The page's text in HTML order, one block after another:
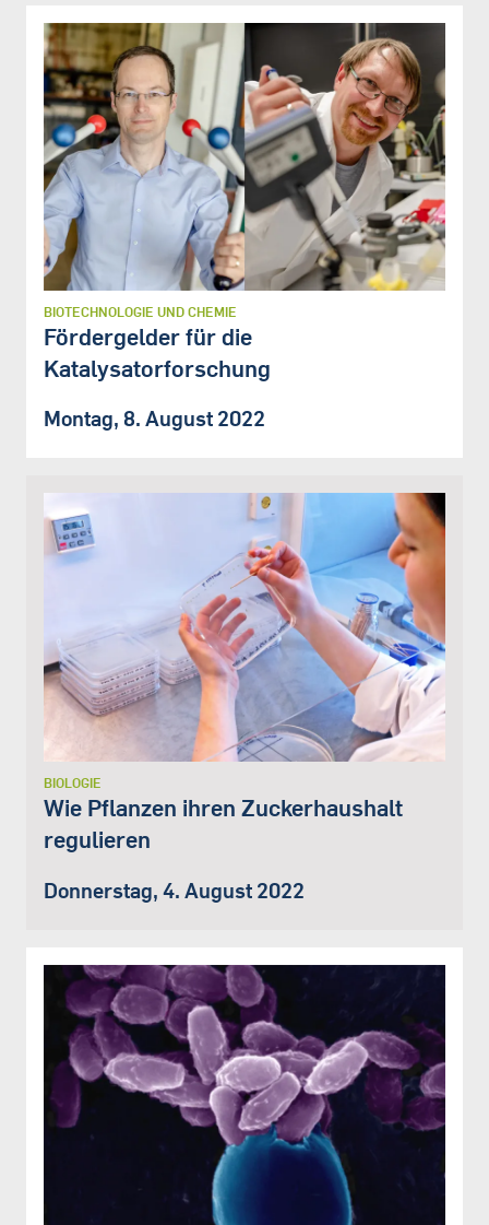
BIOTECHNOLOGIE UND CHEMIE
Fördergelder für die
Katalysatorforschung
Montag, 8. August 2022
BIOLOGIE
Wie Pflanzen ihren Zuckerhaushalt
regulieren
Donnerstag, 4. August 2022